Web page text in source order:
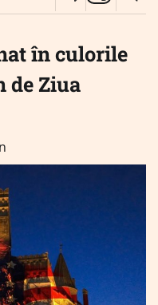
în culorile
de Ziua